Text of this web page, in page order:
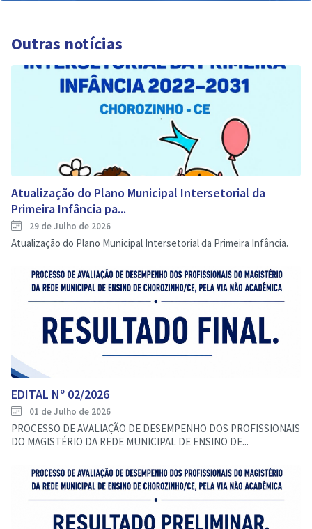
Outras notícias
Atualização do Plano Municipal Intersetorial da
Primeira Infância pa...
29 de Julho de 2026
Atualização do Plano Municipal Intersetorial da Primeira Infância.
EDITAL Nº 02/2026
01 de Julho de 2026
PROCESSO DE AVALIAÇÃO DE DESEMPENHO DOS PROFISSIONAIS
DO MAGISTÉRIO DA REDE MUNICIPAL DE ENSINO DE...